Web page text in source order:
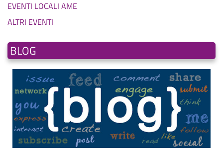
EVENTI LOCALI AME
ALTRI EVENTI
BLOG